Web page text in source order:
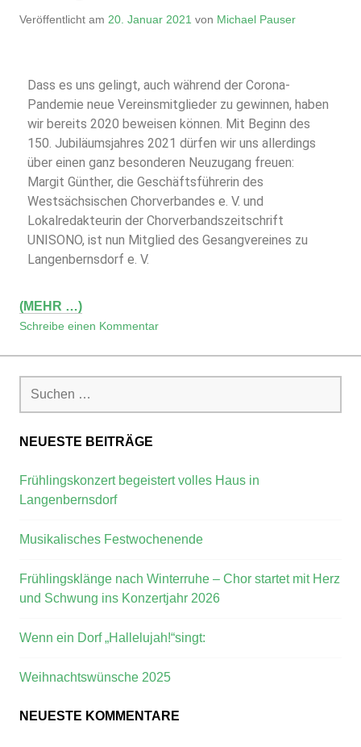
Veröffentlicht am 20. Januar 2021 von Michael Pauser
Dass es uns gelingt, auch während der Corona-
Pandemie neue Vereinsmitglieder zu gewinnen, haben
wir bereits 2020 beweisen können. Mit Beginn des
150. Jubiläumsjahres 2021 dürfen wir uns allerdings
über einen ganz besonderen Neuzugang freuen:
Margit Günther, die Geschäftsführerin des
Westsächsischen Chorverbandes e. V. und
Lokalredakteurin der Chorverbandszeitschrift
UNISONO, ist nun Mitglied des Gesangvereines zu
Langenbernsdorf e. V.
(MEHR …)
Schreibe einen Kommentar
NEUESTE BEITRÄGE
Frühlingskonzert begeistert volles Haus in
Langenbernsdorf
Musikalisches Festwochenende
Frühlingsklänge nach Winterruhe – Chor startet mit Herz
und Schwung ins Konzertjahr 2026
Wenn ein Dorf „Hallelujah!“singt:
Weihnachtswünsche 2025
NEUESTE KOMMENTARE